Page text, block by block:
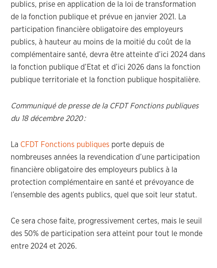
publics, prise en application de la loi de transformation
de la fonction publique et prévue en janvier 2021.
La
participation financièreobligatoire des employeurs
publics, à hauteur au moins de la moitié du coût de la
complémentaire santé, devra être atteinte d’ici 2024 dans
la fonction publique d’Etat et d’ici 2026 dans lafonction
publiqueterritoriale et la fonction publique hospitalière.
Communiqué de presse de la CFDT Fonctions publiques
du 18 décembre 2020 :
La CFDT Fonctions publiques porte depuis de
nombreuses années la revendication d’une participation
financière obligatoire des employeurs publics à la
protection complémentaire en santé et prévoyance de
l’ensemble des agents publics, quel que soit leur statut.
Ce sera chose faite, progressivement certes, mais le seuil
des 50% de participation sera atteint pour tout le monde
entre 2024 et 2026.